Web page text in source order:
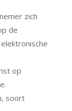
zich
de
op
soort